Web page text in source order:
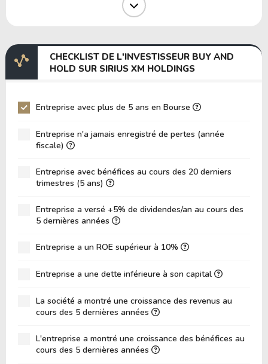
EV/EBITDA
46.76
EV/EBIT
P/EBITDA
P/Actif Total
LPA (Bénéfice par Action)
Rotation des Actifs
0.08
ROE
ROIC (RETOUR SUR CAPITAL INVESTI)
ROA (Retour sur Actifs)
Dette Nette / EBITDA
Dette Brute / Capitaux Propres
CHECKLIST DE L'INVESTISSEUR BUY AND
HOLD SUR SIRIUS XM HOLDINGS
Entreprise avec plus de 5 ans en Bourse
Entreprise n'a jamais enregistré de pertes (année
fiscale)
Entreprise avec bénéfices au cours des 20 derniers
trimestres (5 ans)
Entreprise a versé +5% de dividendes/an au cours des
5 dernières années
Entreprise a un ROE supérieur à 10%
Entreprise a une dette inférieure à son capital
La société a montré une croissance des revenus au
cours des 5 dernières années
L'entreprise a montré une croissance des bénéfices au
cours des 5 dernières années